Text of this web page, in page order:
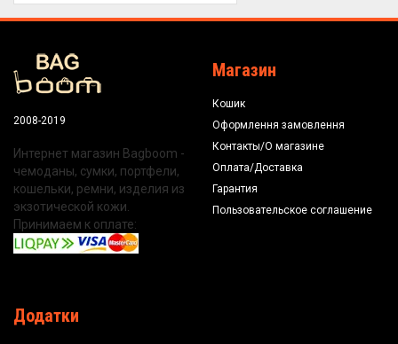
2008-2019
Интернет магазин Bagboom -
чемоданы, сумки, портфели,
кошельки, ремни, изделия из
экзотической кожи.
Принимаем к оплате:
Магазин
Кошик
Оформлення замовлення
Контакты/О магазине
Оплата/Доставка
Гарантия
Пользовательское соглашение
Додатки